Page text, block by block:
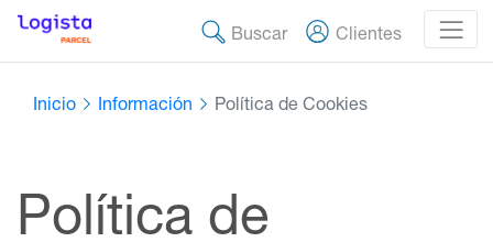
Buscar Clientes
Inicio Información Política de Cookies
Política de